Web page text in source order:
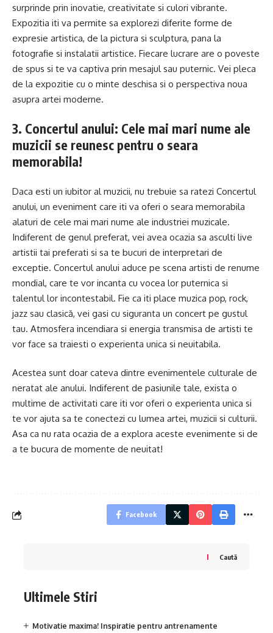
surprinde prin inovatie, creativitate si culori vibrante.
Expozitia iti va permite sa explorezi diferite forme de
expresie artistica, de la pictura si sculptura, pana la
fotografie si instalatii artistice. Fiecare lucrare are o poveste
de spus si te va captiva prin mesajul sau puternic. Vei pleca
de la expozitie cu o minte deschisa si o perspectiva noua
asupra artei moderne.
3. Concertul anului: Cele mai mari nume ale
muzicii se reunesc pentru o seara
memorabila!
Daca esti un iubitor al muzicii, nu trebuie sa ratezi Concertul
anului, un eveniment care iti va oferi o seara memorabila
alaturi de cele mai mari nume ale industriei muzicale.
Indiferent de genul preferat, vei avea ocazia sa asculti live
artistii tai preferati si sa te bucuri de interpretari de
exceptie. Concertul anului aduce pe scena artisti de renume
mondial, care te vor incanta cu vocea lor puternica si
talentul lor incontestabil. Fie ca iti place muzica pop, rock,
jazz sau clasică, vei gasi cu siguranta un concert pe gustul
tau. Atmosfera incendiara si energia transmisa de artisti te
vor face sa traiesti o experienta unica si neuitabila.
Acestea sunt doar cateva dintre evenimentele culturale de
neratat ale anului. Indiferent de pasiunile tale, exista o
multime de activitati care iti vor oferi o experienta unica si
te vor ajuta sa te conectezi cu lumea artei, muzicii si culturii.
Asa ca nu rata ocazia de a explora aceste evenimente si de
a te bucura de momente de neuitat!
Facebook
Caută
Ultimele Stiri
Motivatie maxima! Inspiratie pentru antrenamente